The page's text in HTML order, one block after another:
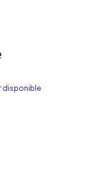
disponible